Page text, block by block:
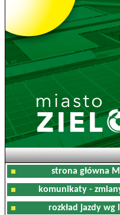
strona główna
komunikaty -
rozkład jazdy wg